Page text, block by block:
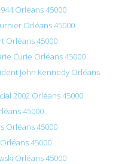
Orléans 45000
Orléans 45000
Orléans 45000
Curie Orléans 45000
John Kennedy Orléans
2002 Orléans 45000
45000
Orléans 45000
45000
Orléans 45000